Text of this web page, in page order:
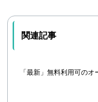
関連記事
「最新」無料利用可の